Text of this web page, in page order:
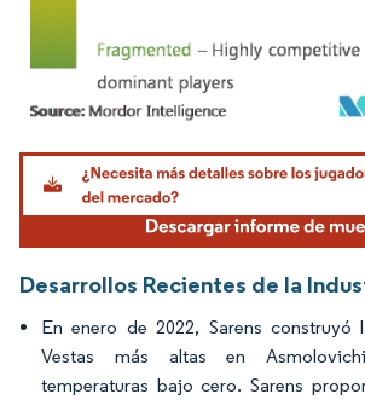
Imagen © Mordor Intelligence. El uso requiere
Desarrollos Recientes de la
En enero de 2022, Sarens construyó
Vestas más altas en
temperaturas bajo cero. Sarens